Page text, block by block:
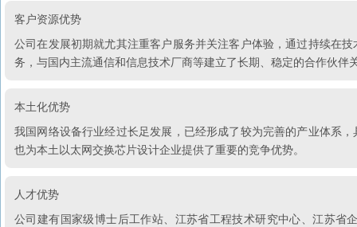
客户资源优势
公司在发展初期就尤其注重客户服务并关注客户体验，通过持续在
务，与国内主流通信和信息技术厂商等建立了长期、稳定的合作伙
本土化优势
我国网络设备行业经过长足发展，已经形成了较为完善的产业体系
也为本土以太网交换芯片设计企业提供了重要的竞争优势。
人才优势
公司建有国家级博士后工作站、江苏省工程技术研究中心、江苏